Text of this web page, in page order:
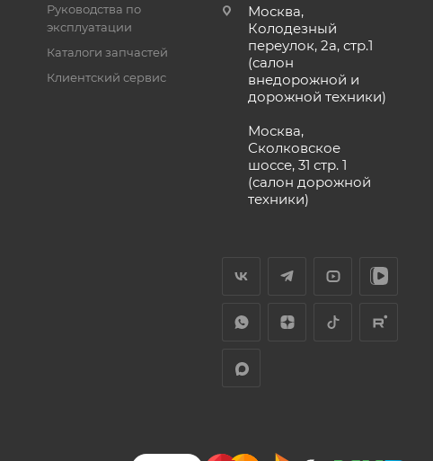
Руководства по
эксплуатации
Каталоги запчастей
Клиентский сервис
Москва,
Колодезный
переулок, 2а, стр.1
(салон
внедорожной и
дорожной техники)
Москва,
Сколковское
шоссе, 31 стр. 1
(салон дорожной
техники)